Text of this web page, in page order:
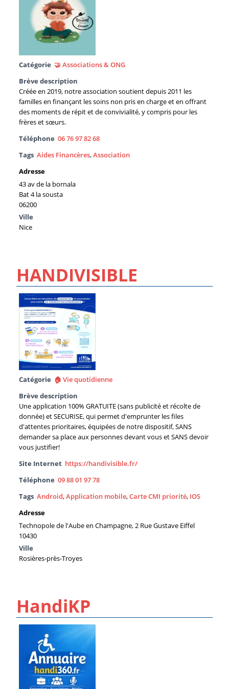
Catégorie 🤝 Associations & ONG
Brève description
Créée en 2019, notre association soutient depuis 2011 les
familles en finançant les soins non pris en charge et en offrant
des moments de répit et de convivialité, y compris pour les
frères et sœurs.
Téléphone 06 76 97 82 68
Tags Aides Financères,Association
Adresse
43 av de la bornala
Bat 4 la sousta
06200
Ville
Nice
HANDIVISIBLE
Catégorie 🏠 Vie quotidienne
Brève description
Une application 100% GRATUITE (sans publicité et récolte de
donnée) et SECURISE, qui permet d'emprunter les files
d'attentes prioritaires, équipées de notre dispositif, SANS
demander sa place aux personnes devant vous et SANS devoir
vous justifier!
Site Internet https://handivisible.fr/
Téléphone 09 88 01 97 78
Tags Android,Application mobile,Carte CMI priorité, IOS
Adresse
Technopole de l'Aube en Champagne, 2 Rue Gustave Eiffel
10430
Ville
Rosières-près-Troyes
HandiKP